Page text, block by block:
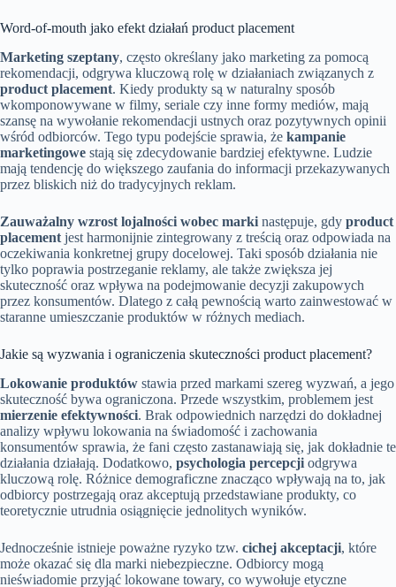
Word-of-mouth jako efekt działań product placement
Marketing szeptany, często określany jako marketing za pomocą
rekomendacji, odgrywa kluczową rolę w działaniach związanych z
product placement. Kiedy produkty są w naturalny sposób
wkomponowywane w filmy, seriale czy inne formy mediów, mają
szansę na wywołanie rekomendacji ustnych oraz pozytywnych opinii
wśród odbiorców. Tego typu podejście sprawia, że kampanie
marketingowe stają się zdecydowanie bardziej efektywne. Ludzie
mają tendencję do większego zaufania do informacji przekazywanych
przez bliskich niż do tradycyjnych reklam.
Zauważalny wzrost lojalności wobec marki następuje, gdy product
placement jest harmonijnie zintegrowany z treścią oraz odpowiada na
oczekiwania konkretnej grupy docelowej. Taki sposób działania nie
tylko poprawia postrzeganie reklamy, ale także zwiększa jej
skuteczność oraz wpływa na podejmowanie decyzji zakupowych
przez konsumentów. Dlatego z całą pewnością warto zainwestować w
staranne umieszczanie produktów w różnych mediach.
Jakie są wyzwania i ograniczenia skuteczności product placement?
Lokowanie produktów stawia przed markami szereg wyzwań, a jego
skuteczność bywa ograniczona. Przede wszystkim, problemem jest
mierzenie efektywności. Brak odpowiednich narzędzi do dokładnej
analizy wpływu lokowania na świadomość i zachowania
konsumentów sprawia, że fani często zastanawiają się, jak dokładnie te
działania działają. Dodatkowo, psychologia percepcji odgrywa
kluczową rolę. Różnice demograficzne znacząco wpływają na to, jak
odbiorcy postrzegają oraz akceptują przedstawiane produkty, co
teoretycznie utrudnia osiągnięcie jednolitych wyników.
Jednocześnie istnieje poważne ryzyko tzw. cichej akceptacji, które
może okazać się dla marki niebezpieczne. Odbiorcy mogą
nieświadomie przyjąć lokowane towary, co wywołuje etyczne